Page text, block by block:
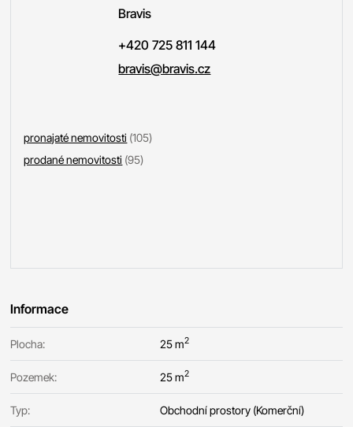
Bravis
+420 725 811 144
bravis@bravis.cz
pronajaté nemovitosti (105)
prodané nemovitosti (95)
Informace
Plocha: 25 m2
Pozemek: 25 m2
Typ: Obchodní prostory (Komerční)